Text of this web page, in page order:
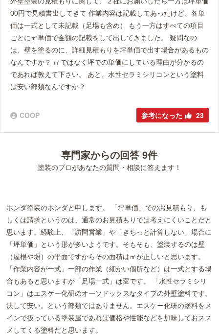
00円で見積書出してきて 作業内容は記載してあったけど、各単
価は一式として未記載（足場も含め） もう一方はすべての項目
ごとに㎡単価で金額の記載をして出してきました。 疑問なの
は、壁を塗るのに、詳細見積もりを坪単価で出す場合があるもの
なんですか？ ㎡ではなく坪での単価にしている理由が分かるの
であれば教えて下さい。 あと、水性セラミシリコンという塗料
は安い部類なんですか？
COOP 参考になった 23
専門家からの回答 9件
塗装のプロがあなたの質問・相談に答えます！
ホンダ塗装のホンダと申します。 「坪単価」でのお見積もり、も
しくは請求というのは、通常のお見積もりでは考えにくいことだと
思います。経験上、「訪問営業」や「きちっと計算しない」場合に
「坪単価」という形が多いようです。そもそも、塗装するのは壁
（屋根や塀）の平面ですからその面積は㎡が正しいと思います。
「作業内容が一式」一部の作業（細かい個所など）は一式とする場
合もあると思いますが「足場一式」は変です。 「水性セラミシリ
コン」はエスケー化研のオーソドックスなタイプの外壁塗料です。
決して安い。という部類ではありません。エスケー化研の塗料をメ
インで扱っている塗装屋であれば価格や性能などを加味しておスス
メしてくる塗料だと思います。